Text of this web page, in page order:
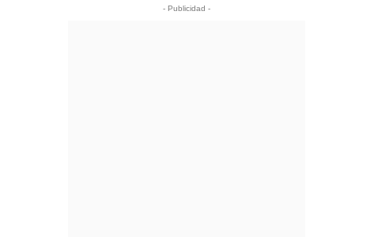
- Publicidad -